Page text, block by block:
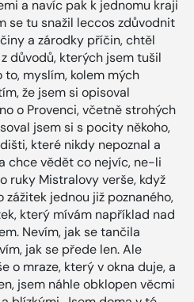
a navíc pak k jednomu kraji
se tu snažil leccos zdůvodnit
a zárodky příčin, chtěl
důvodů, kterých jsem tušil
to, myslím, kolem mých
že jsem si opisoval
o Provenci, včetně strohých
jsem si s pocity někoho,
které nikdy nepoznal a
chce vědět co nejvíc, ne-li
ruky Mistralovy verše, když
jednou již poznaného,
který mívám například nad
Nevím, jak se tančila
jak se přede len. Ale
o mraze, který v okna duje, a
jsem náhle obklopen věcmi